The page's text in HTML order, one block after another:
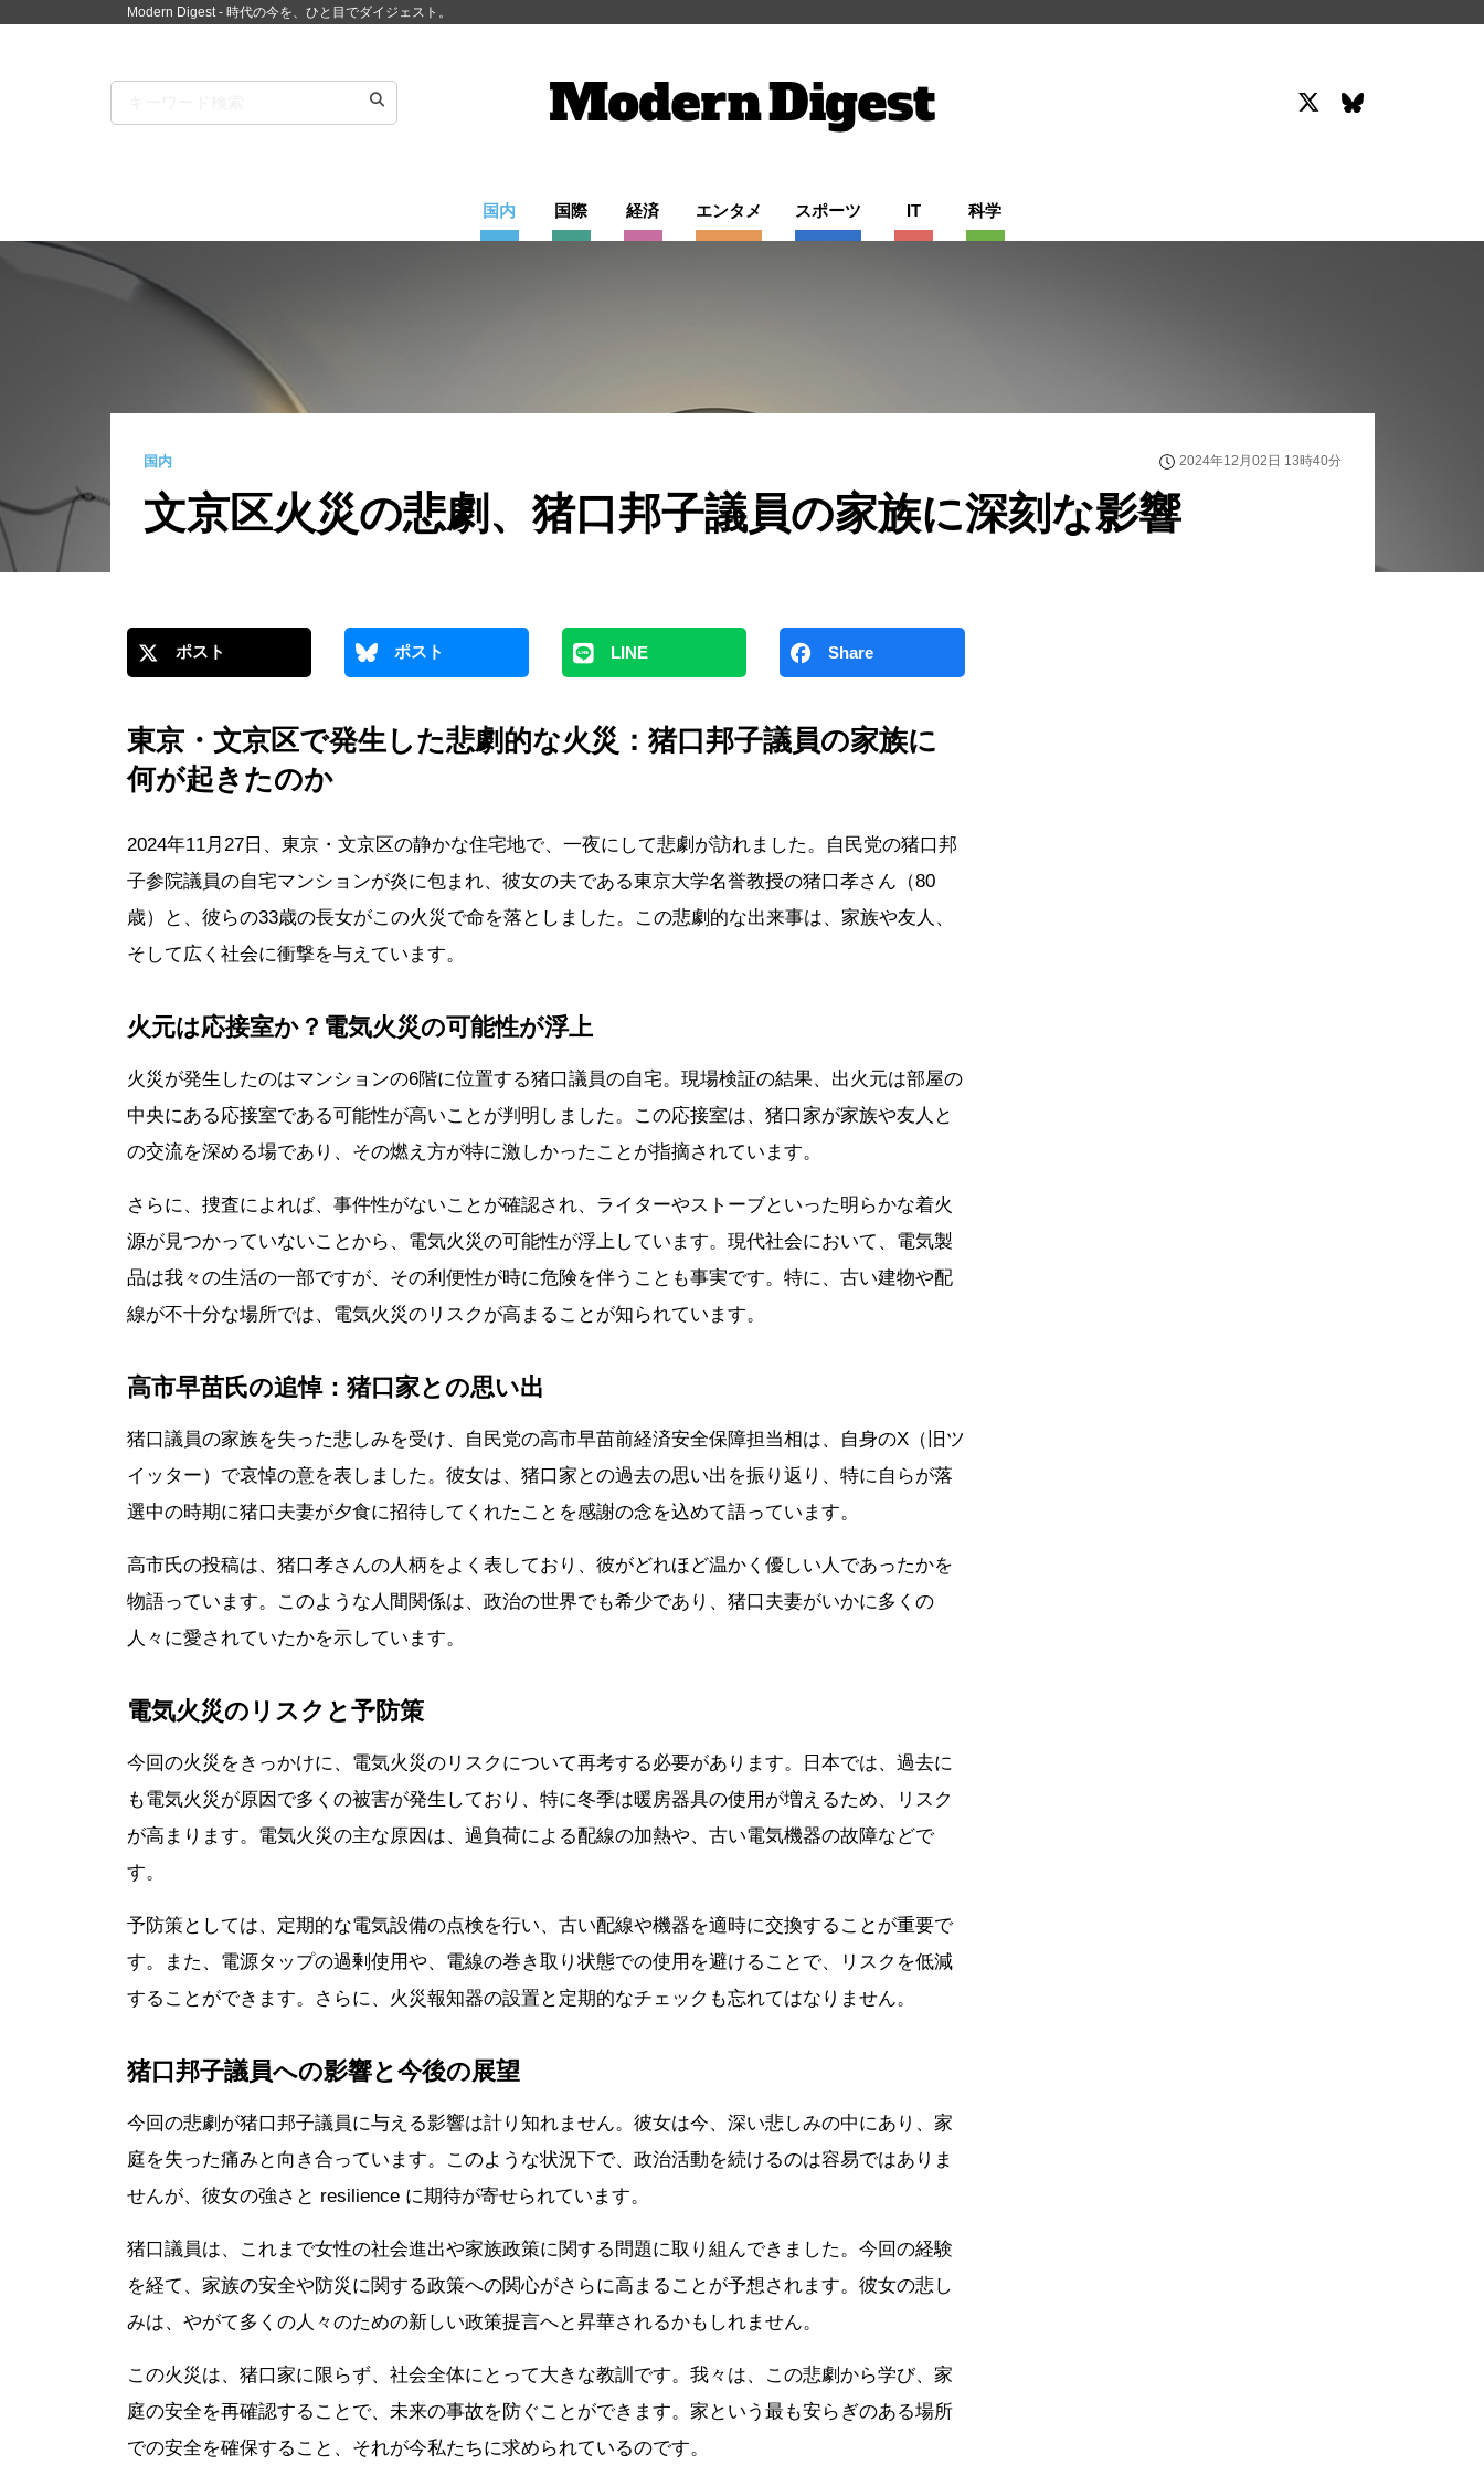
Modern Digest - 時代の今を、ひと目でダイジェスト。
国内 国際 経済 エンタメ スポーツ IT 科学
国内 2024年12月02日 13時40分
文京区火災の悲劇、猪口邦子議員の家族に深刻な影響
ポスト ポスト LINE Share
東京・文京区で発生した悲劇的な火災：猪口邦子議員の家族に
何が起きたのか
2024年11月27日、東京・文京区の静かな住宅地で、一夜にして悲劇が訪れました。自民党の猪口邦
子参院議員の自宅マンションが炎に包まれ、彼女の夫である東京大学名誉教授の猪口孝さん（80
歳）と、彼らの33歳の長女がこの火災で命を落としました。この悲劇的な出来事は、家族や友人、
そして広く社会に衝撃を与えています。
火元は応接室か？電気火災の可能性が浮上
火災が発生したのはマンションの6階に位置する猪口議員の自宅。現場検証の結果、出火元は部屋の
中央にある応接室である可能性が高いことが判明しました。この応接室は、猪口家が家族や友人と
の交流を深める場であり、その燃え方が特に激しかったことが指摘されています。
さらに、捜査によれば、事件性がないことが確認され、ライターやストーブといった明らかな着火
源が見つかっていないことから、電気火災の可能性が浮上しています。現代社会において、電気製
品は我々の生活の一部ですが、その利便性が時に危険を伴うことも事実です。特に、古い建物や配
線が不十分な場所では、電気火災のリスクが高まることが知られています。
高市早苗氏の追悼：猪口家との思い出
猪口議員の家族を失った悲しみを受け、自民党の高市早苗前経済安全保障担当相は、自身のX（旧ツ
イッター）で哀悼の意を表しました。彼女は、猪口家との過去の思い出を振り返り、特に自らが落
選中の時期に猪口夫妻が夕食に招待してくれたことを感謝の念を込めて語っています。
高市氏の投稿は、猪口孝さんの人柄をよく表しており、彼がどれほど温かく優しい人であったかを
物語っています。このような人間関係は、政治の世界でも希少であり、猪口夫妻がいかに多くの
人々に愛されていたかを示しています。
電気火災のリスクと予防策
今回の火災をきっかけに、電気火災のリスクについて再考する必要があります。日本では、過去に
も電気火災が原因で多くの被害が発生しており、特に冬季は暖房器具の使用が増えるため、リスク
が高まります。電気火災の主な原因は、過負荷による配線の加熱や、古い電気機器の故障などで
す。
予防策としては、定期的な電気設備の点検を行い、古い配線や機器を適時に交換することが重要で
す。また、電源タップの過剰使用や、電線の巻き取り状態での使用を避けることで、リスクを低減
することができます。さらに、火災報知器の設置と定期的なチェックも忘れてはなりません。
猪口邦子議員への影響と今後の展望
今回の悲劇が猪口邦子議員に与える影響は計り知れません。彼女は今、深い悲しみの中にあり、家
庭を失った痛みと向き合っています。このような状況下で、政治活動を続けるのは容易ではありま
せんが、彼女の強さと resilience に期待が寄せられています。
猪口議員は、これまで女性の社会進出や家族政策に関する問題に取り組んできました。今回の経験
を経て、家族の安全や防災に関する政策への関心がさらに高まることが予想されます。彼女の悲し
みは、やがて多くの人々のための新しい政策提言へと昇華されるかもしれません。
この火災は、猪口家に限らず、社会全体にとって大きな教訓です。我々は、この悲劇から学び、家
庭の安全を再確認することで、未来の事故を防ぐことができます。家という最も安らぎのある場所
での安全を確保すること、それが今私たちに求められているのです。